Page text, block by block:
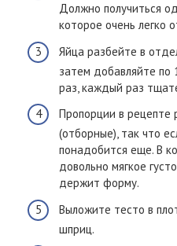
Должно получиться
которое очень легко
Яйца разбейте в
затем добавляйте по
раз, каждый раз
Пропорции в рецепте
(отборные), так что
понадобится еще. В
довольно мягкое
держит форму.
Выложите тесто в
шприц.